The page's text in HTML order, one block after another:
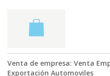
Venta de empresa: Venta
Exportación Automoviles